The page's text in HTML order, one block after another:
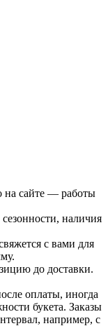
на сайте — работы
наличия
с вами для
до доставки.
оплаты, иногда
букета. Заказы
например, с